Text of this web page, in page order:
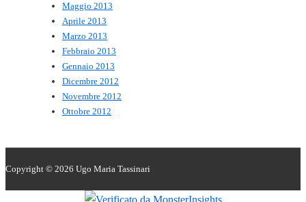
Maggio 2013
Aprile 2013
Marzo 2013
Febbraio 2013
Gennaio 2013
Dicembre 2012
Novembre 2012
Ottobre 2012
Copyright © 2026 Ugo Maria Tassinari